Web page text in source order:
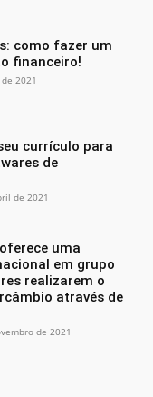
como fazer um
financeiro!
2021
currículo para
de
de 2021
uma
em grupo
realizarem o
através de
de 2021